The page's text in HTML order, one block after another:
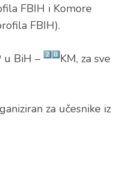
FBIH i Komore
FBIH).
u BiH –
KM, za sve
za učesnike iz